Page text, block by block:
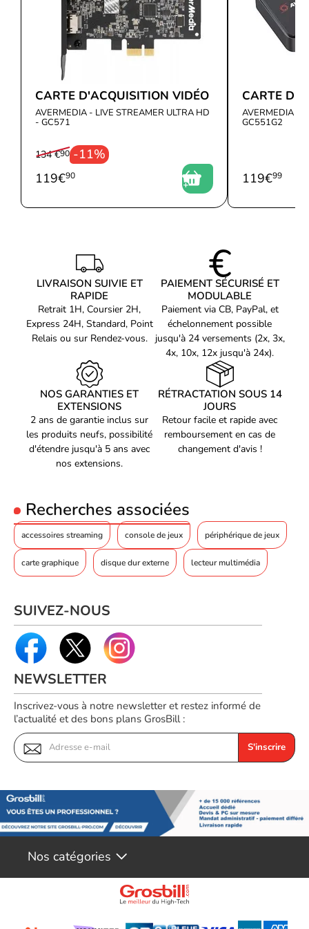
streaming 4k HDMI, elle est la solution idéale pour vos besoins
de streaming vidéo. Dotée d'un microphone intégré pour des
enregistrements vocaux de qualité, elle est optimisée pour le
streaming, le montage et l'enregistrement vidéo.
Caractéristiques surpuissantes
Grâce à sa prise en charge du streaming 4K HDMI, la carte
d'acquisition vidéo Avermedia Live Gamer Portable 2 Plus fournit
des performances de streaming inégalées. Elle est capable de
capturer des vidéos à des résolutions jusqu'à 4K avec un débit
binaire jusqu'à 60 Mbps. Elle prend également en charge
Enfin, elle est équipée d'un processeur graphique intégré qui
permet des performances de haute qualité et des
enregistrements d'une grande finesse.
Compacte et puissante
La carte d'acquisition vidéo Avermedia Live Gamer Portable 2
Plus offre une solution simple et abordable pour le streaming et
le partage de vidéos. Avec sa conception compacte et légère, elle
est facile à transporter, vous permettant de capturer des vidéos à
partir de n'importe quel endroit. Il est également équipé d'un port
micro-USB, offrant une connectivité et une compatibilité accrues.
Il est compatible avec la plupart des appareils PC, tels que les
ordinateurs portables, les PC de bureau, les Mac, les
CARTE D'ACQUISITION VIDÉO
AVERMEDIA - LIVE STREAMER ULTRA HD
- GC571
-11%
134 €90
119€90
CARTE
AVERMEDIA -
GC551G2
119€99
LIVRAISON SUIVIE ET
RAPIDE
Retrait 1H, Coursier 2H,
Express 24H, Standard, Point
Relais ou sur Rendez-vous.
PAIEMENT SÉCURISÉ ET
MODULABLE
Paiement via CB, PayPal, et
échelonnement possible
jusqu'à 24 versements (2x, 3x,
4x, 10x, 12x jusqu'à 24x).
NOS GARANTIES ET
EXTENSIONS
2 ans de garantie inclus sur
les produits neufs, possibilité
d'étendre jusqu'à 5 ans avec
nos extensions.
RÉTRACTATION SOUS 14
JOURS
Retour facile et rapide avec
remboursement en cas de
changement d'avis !
Recherches associées
accessoires streaming console de jeux périphérique de jeux
carte graphique disque dur externe lecteur multimédia
SUIVEZ-NOUS
NEWSLETTER
Inscrivez-vous à notre newsletter et restez informé de
l’actualité et des bons plans GrosBill :
S'inscrire
Nos catégories